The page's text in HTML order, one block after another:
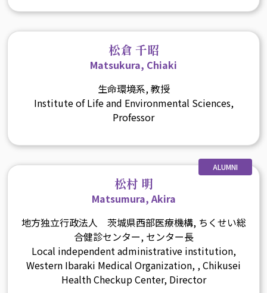
松倉 千昭
Matsukura, Chiaki
生命環境系, 教授
Institute of Life and Environmental Sciences,
Professor
ALUMNI
松村 明
Matsumura, Akira
地方独立行政法人 茨城県西部医療機構, ちくせい総
合健診センター, センター長
Local independent administrative institution,
Western Ibaraki Medical Organization, , Chikusei
Health Checkup Center, Director